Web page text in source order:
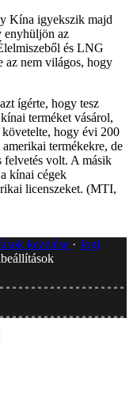
Kína igyekszik majd
enyhüljön az
és LNG
az nem világos, hogy
ígérte, hogy tesz
terméket vásárol,
hogy évi 200
termékekre, de
felvetés volt. A másik
kínai cégek
licenszeket. (MTI,
kezelése
Jogi